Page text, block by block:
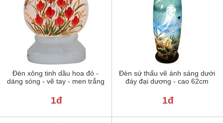
Đèn xông tinh dầu hoa đỏ -
dáng sóng - vẽ tay - men trắng
1đ
Đèn sứ thấu vẽ ánh sáng dưới
đáy đại dương - cao 62cm
1đ